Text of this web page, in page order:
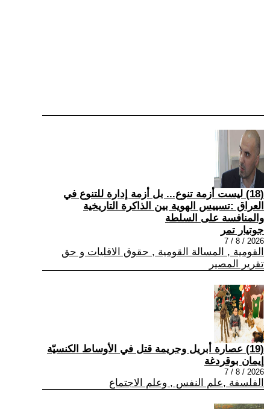
(18) ليست أزمة تنوع... بل أزمة إدارة للتنوع في
العراق :تسييس الهوية بين الذاكرة التاريخية
والمنافسة على السلطة
جوتيار تمر
2026 / 8 / 7
القومية , المسالة القومية , حقوق الاقليات و حق
تقرير المصير
(19) عصارة أبريل وجريمة قتل في الأوساط الكنسيّة
إيمان بوقردغة
2026 / 8 / 7
الفلسفة ,علم النفس , وعلم الاجتماع